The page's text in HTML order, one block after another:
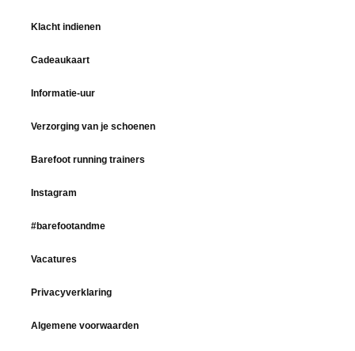
Klacht indienen
Cadeaukaart
Informatie-uur
Verzorging van je schoenen
Barefoot running trainers
Instagram
#barefootandme
Vacatures
Privacyverklaring
Algemene voorwaarden